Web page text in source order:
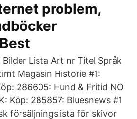
problem,
Lista Art nr Titel Språk
Magasin Historie #1:
286605: Hund & Fritid NO
Köp: 285857: Bluesnews #1
försäljningslista för skivor